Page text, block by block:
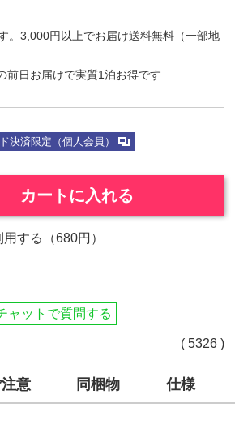
。3,000円以上でお届け送料無料（一部地
前日お届けで実質1泊お得です
決済限定（個人会員）
カートに入れる
する（680円）
ャットで質問する
( 5326 )
意 同梱物 仕様